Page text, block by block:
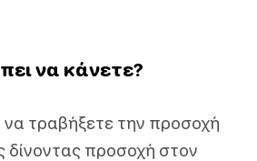
να κάνετε?
τραβήξετε την προσοχή
δίνοντας προσοχή στον